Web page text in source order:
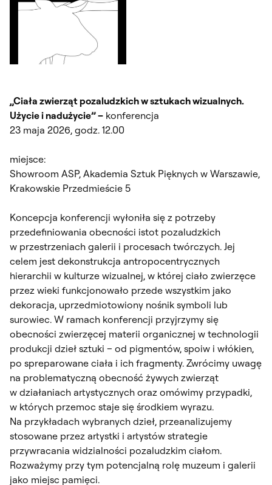
„Ciała zwierząt pozaludzkich w sztukach wizualnych.
Użycie i nadużycie” – konferencja
23 maja 2026, godz. 12.00
miejsce:
Showroom ASP, Akademia Sztuk Pięknych w Warszawie,
Krakowskie Przedmieście 5
Koncepcja konferencji wyłoniła się z potrzeby
przedefiniowania obecności istot pozaludzkich
w przestrzeniach galerii i procesach twórczych. Jej
celem jest dekonstrukcja antropocentrycznych
hierarchii w kulturze wizualnej, w której ciało zwierzęce
przez wieki funkcjonowało przede wszystkim jako
dekoracja, uprzedmiotowiony nośnik symboli lub
surowiec. W ramach konferencji przyjrzymy się
obecności zwierzęcej materii organicznej w technologii
produkcji dzieł sztuki – od pigmentów, spoiw i włókien,
po spreparowane ciała i ich fragmenty. Zwrócimy uwagę
na problematyczną obecność żywych zwierząt
w działaniach artystycznych oraz omówimy przypadki,
w których przemoc staje się środkiem wyrazu.
Na przykładach wybranych dzieł, przeanalizujemy
stosowane przez artystki i artystów strategie
przywracania widzialności pozaludzkim ciałom.
Rozważymy przy tym potencjalną rolę muzeum i galerii
jako miejsc pamięci.